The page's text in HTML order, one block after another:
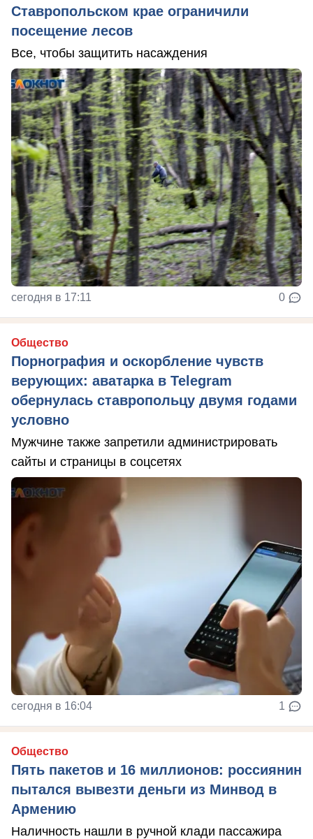
Ставропольском крае ограничили
посещение лесов
Все, чтобы защитить насаждения
сегодня в 17:11 0
Общество
Порнография и оскорбление чувств
верующих: аватарка в Telegram
обернулась ставропольцу двумя годами
условно
Мужчине также запретили администрировать
сайты и страницы в соцсетях
сегодня в 16:04 1
Общество
Пять пакетов и 16 миллионов: россиянин
пытался вывезти деньги из Минвод в
Армению
Наличность нашли в ручной клади пассажира